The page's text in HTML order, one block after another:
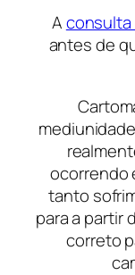
A
antes de
ocorrendo
tanto
para a partir
correto